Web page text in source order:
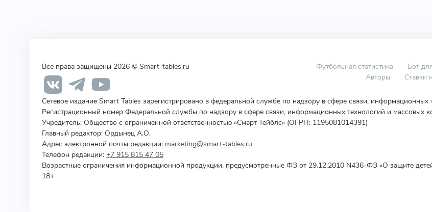
Все права защищены 2026 © Smart-tables.ru Футбольная статистика Бот
Авторы
Ставки
Сетевое издание Smart Tables зарегистрировано в федеральной службе по надзору в сфере связи,
Регистрационный номер Федеральной службы по надзору в сфере связи, информационных технологий и
Учредитель: Общество с ограниченной ответственностью «Смарт Тейблс» (ОГРН: 1195081014391)
Главный редактор: Ордынец А.О.
Адрес электронной почты редакции: marketing@smart-tables.ru
Телефон редакции: +7 915 815 47 05
Возрастные ограничения информационной продукции, предусмотренные ФЗ от 29.12.2010 N436-ФЗ «О защите
18+